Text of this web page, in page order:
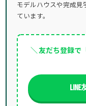
モデルハウスや完成見
ています。
＼ 友だち登録で